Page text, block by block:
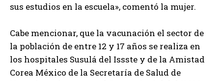
sus estudios en la escuela», comentó la mujer.
Cabe mencionar, que la vacunación el sector de
la población de entre 12 y 17 años se realiza en
los hospitales Susulá del Issste y de la Amistad
Corea México de la Secretaría de Salud de